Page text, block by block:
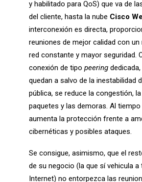
y habilitado para QoS) que va de
del cliente, hasta la nube Cisco
interconexión es directa,
reuniones de mejor calidad con un
red constante y mayor seguridad.
conexión de tipo peeringdedicada,
quedan a salvo de la inestabilidad
pública, se reduce la congestión,
paquetes y las demoras. Al tiempo
aumenta la protección frente a
cibernéticas y posibles ataques.
Se consigue, asimismo, que el
de su negocio (la que sí vehicula a
Internet) no entorpezca las